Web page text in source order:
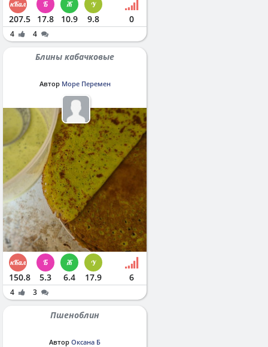
207.5 17.8 10.9 9.8 0
4 4
Блины кабачковые
Автор Море Перемен
150.8 5.3 6.4 17.9 6
4 3
Пшеноблин
Автор Оксана Б